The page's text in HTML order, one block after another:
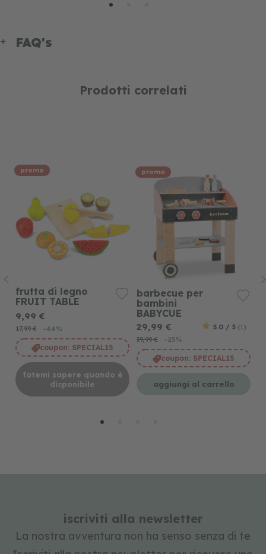
FAQ's
Prodotti correlati
promo
frutta di legno
FRUIT TABLE
9,99 €
17,99 € -44%
coupon: SPECIAL15
fatemi sapere quando è
disponibile
promo
barbecue per
bambini
BABYCUE
29,99 €
39,99 € -25%
5.0 / 5 (1)
coupon: SPECIAL15
aggiungi al carrello
iscriviti alla newsletter
La nostra avventura non ha senso senza di te